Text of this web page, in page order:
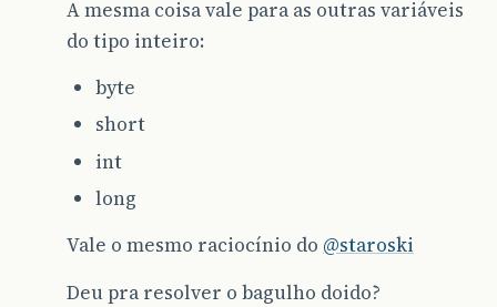
A mesma coisa vale para as outras variáveis
do tipo inteiro:
byte
short
int
long
Vale o mesmo raciocínio do @staroski
Deu pra resolver o bagulho doido?